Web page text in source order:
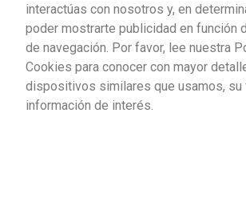
interactúas con nosotros y, en
poder mostrarte publicidad en función
de navegación. Por favor, lee nuestra
Cookies para conocer con mayor
dispositivos similares que usamos, su
información de interés.